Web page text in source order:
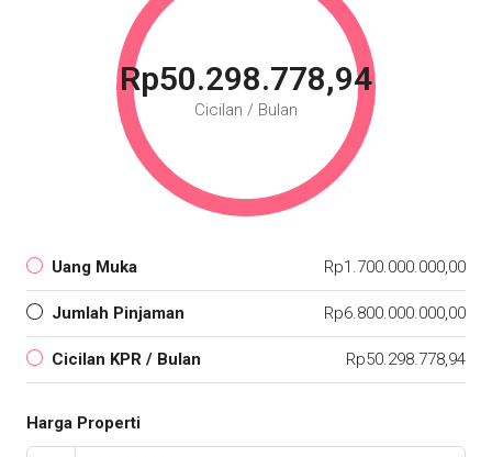
Rp50.298.778,94
Cicilan / Bulan
Uang Muka Rp1.700.000.000,00
Jumlah Pinjaman Rp6.800.000.000,00
Cicilan KPR / Bulan Rp50.298.778,94
Harga Properti